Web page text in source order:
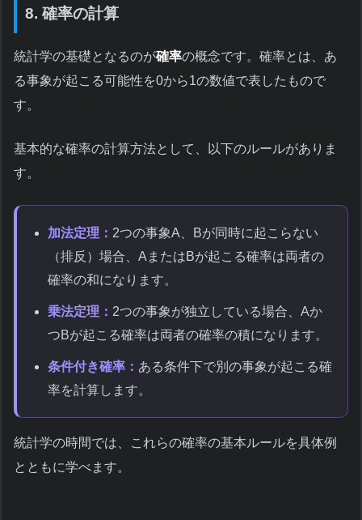
8. 確率の計算
統計学の基礎となるのが確率の概念です。確率とは、あ
る事象が起こる可能性を0から1の数値で表したもので
す。
基本的な確率の計算方法として、以下のルールがありま
す。
加法定理： 2つの事象A、Bが同時に起こらない
（排反）場合、AまたはBが起こる確率は両者の
確率の和になります。
乗法定理： 2つの事象が独立している場合、Aか
つBが起こる確率は両者の確率の積になります。
条件付き確率： ある条件下で別の事象が起こる確
率を計算します。
統計学の時間では、これらの確率の基本ルールを具体例
とともに学べます。